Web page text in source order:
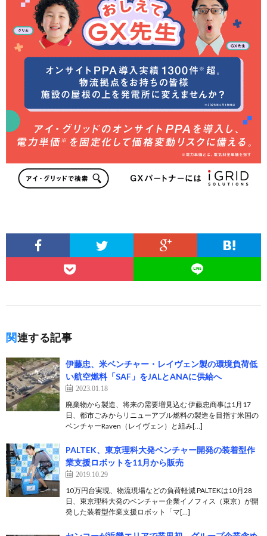
関連する記事
伊藤忠、米ベンチャー・レイヴェン製の環境負荷低
い航空燃料「SAF」をJALとANAに供給へ
2023.01.18
廃棄物から製造、将来の需要増見込む 伊藤忠商事は1月17
日、都市ごみからリニューアブル燃料の製造を目指す米国の
ベンチャーRaven（レイヴェン）と組み[…]
PALTEK、東京理科大発ベンチャー開発の装着型作
業支援ロボットを11月から販売
2019.10.29
10万円台実現、物流現場などの負荷軽減 PALTEKは10月28
日、東京理科大発のベンチャー企業イノフィス（東京）が開
発した装着型作業支援ロボット「マ[…]